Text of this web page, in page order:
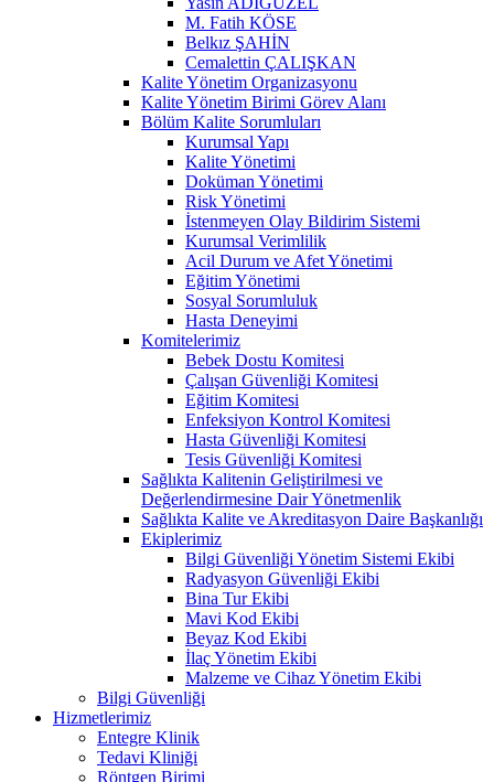
M. Fatih KÖSE
Belkız ŞAHİN
Cemalettin ÇALIŞKAN
Kalite Yönetim Organizasyonu
Kalite Yönetim Birimi Görev Alanı
Bölüm Kalite Sorumluları
Kurumsal Yapı
Kalite Yönetimi
Doküman Yönetimi
Risk Yönetimi
İstenmeyen Olay Bildirim Sistemi
Kurumsal Verimlilik
Acil Durum ve Afet Yönetimi
Eğitim Yönetimi
Sosyal Sorumluluk
Hasta Deneyimi
Komitelerimiz
Bebek Dostu Komitesi
Çalışan Güvenliği Komitesi
Eğitim Komitesi
Enfeksiyon Kontrol Komitesi
Hasta Güvenliği Komitesi
Tesis Güvenliği Komitesi
Sağlıkta Kalitenin Geliştirilmesi ve
Değerlendirmesine Dair Yönetmenlik
Sağlıkta Kalite ve Akreditasyon Daire Başkanlığı
Ekiplerimiz
Bilgi Güvenliği Yönetim Sistemi Ekibi
Radyasyon Güvenliği Ekibi
Bina Tur Ekibi
Mavi Kod Ekibi
Beyaz Kod Ekibi
İlaç Yönetim Ekibi
Malzeme ve Cihaz Yönetim Ekibi
Bilgi Güvenliği
Hizmetlerimiz
Entegre Klinik
Tedavi Kliniği
Röntgen Birimi